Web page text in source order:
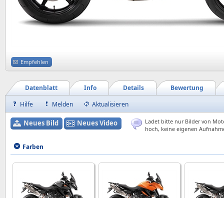
Empfehlen
Bewertung
Details
Info
Datenblatt
Hilfe
Melden Aktualisieren
Neues Bild Neues Video
Ladet bitte nur Bilder von
hoch, keine eigenen
Farben